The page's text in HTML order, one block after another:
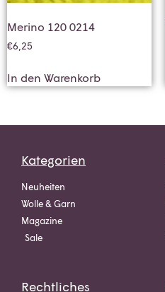
Merino 120 0214
€6,25
In den Warenkorb
Kategorien
Neuheiten
Wolle & Garn
Magazine
Sale
Rechtliches